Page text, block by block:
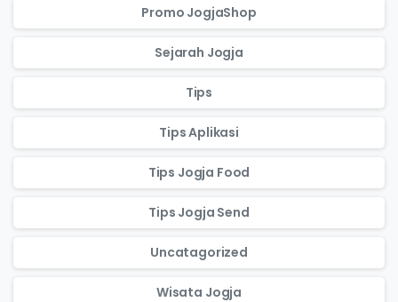
Promo JogjaShop
Sejarah Jogja
Tips
Tips Aplikasi
Tips Jogja Food
Tips Jogja Send
Uncatagorized
Wisata Jogja